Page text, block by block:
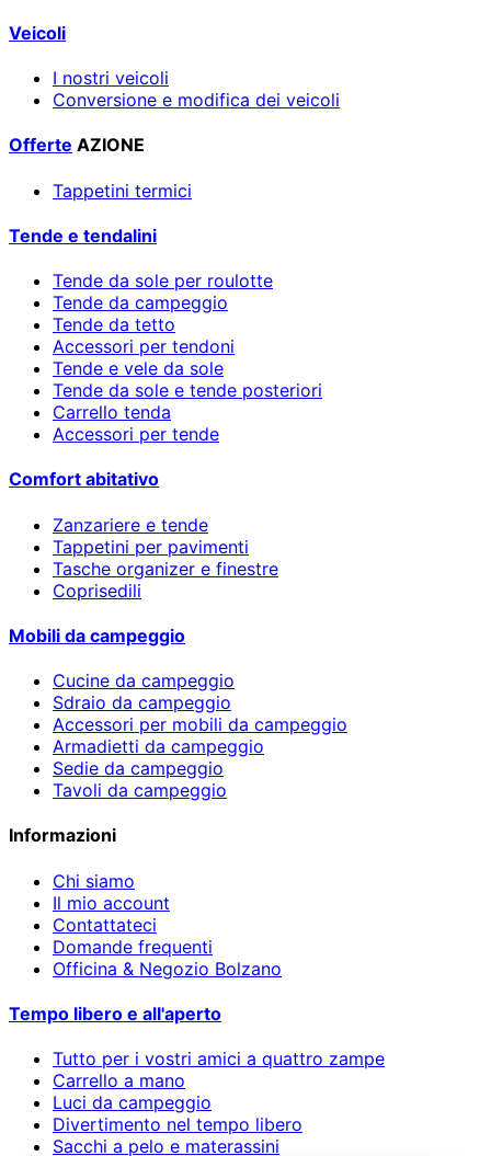
Veicoli
I nostri veicoli
Conversione e modifica dei veicoli
Offerte AZIONE
Tappetini termici
Tende e tendalini
Tende da sole per roulotte
Tende da campeggio
Tende da tetto
Accessori per tendoni
Tende e vele da sole
Tende da sole e tende posteriori
Carrello tenda
Accessori per tende
Comfort abitativo
Zanzariere e tende
Tappetini per pavimenti
Tasche organizer e finestre
Coprisedili
Mobili da campeggio
Cucine da campeggio
Sdraio da campeggio
Accessori per mobili da campeggio
Armadietti da campeggio
Sedie da campeggio
Tavoli da campeggio
Informazioni
Chi siamo
Il mio account
Contattateci
Domande frequenti
Officina & Negozio Bolzano
Tempo libero e all'aperto
Tutto per i vostri amici a quattro zampe
Carrello a mano
Luci da campeggio
Divertimento nel tempo libero
Sacchi a pelo e materassini